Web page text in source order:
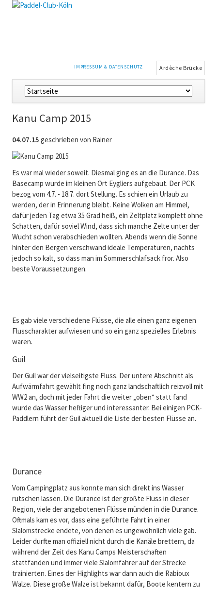
NAVIGATION
IMPRESSUM & DATENSCHUTZ Ardèche Brücke
Navigation
überspringen
Kanu Camp 2015
04.07.15 geschrieben von Rainer
Es war mal wieder soweit. Diesmal ging es an die Durance. Das
Basecamp wurde im kleinen Ort Eygliers aufgebaut. Der PCK
bezog vom 4.7. - 18.7. dort Stellung. Es schien ein Urlaub zu
werden, der in Erinnerung bleibt. Keine Wolken am Himmel,
dafür jeden Tag etwa 35 Grad heiß, ein Zeltplatz komplett ohne
Schatten, dafür soviel Wind, dass sich manche Zelte unter der
Wucht schon verabschieden wollten. Abends wenn die Sonne
hinter den Bergen verschwand ideale Temperaturen, nachts
jedoch so kalt, so dass man im Sommerschlafsack fror. Also
beste Voraussetzungen.
Es gab viele verschiedene Flüsse, die alle einen ganz eigenen
Flusscharakter aufwiesen und so ein ganz spezielles Erlebnis
waren.
Guil
Der Guil war der vielseitigste Fluss. Der untere Abschnitt als
Aufwärmfahrt gewählt fing noch ganz landschaftlich reizvoll mit
WW2 an, doch mit jeder Fahrt die weiter „oben“ statt fand
wurde das Wasser heftiger und interessanter. Bei einigen PCK-
Paddlern führt der Guil aktuell die Liste der besten Flüsse an.
Durance
Vom Campingplatz aus konnte man sich direkt ins Wasser
rutschen lassen. Die Durance ist der größte Fluss in dieser
Region, viele der angebotenen Flüsse münden in die Durance.
Oftmals kam es vor, dass eine geführte Fahrt in einer
Slalomstrecke endete, von denen es ungewöhnlich viele gab.
Leider durfte man offiziell nicht durch die Kanäle brettern, da
während der Zeit des Kanu Camps Meisterschaften
stattfanden und immer viele Slalomfahrer auf der Strecke
trainierten. Eines der Highlights war dann auch die Rabioux
Walze. Diese große Walze ist bekannt dafür, Boote kentern zu